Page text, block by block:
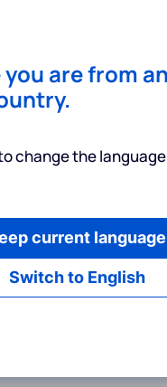
Servicios
Español
de
en
are from
change the
Switch to English
current language